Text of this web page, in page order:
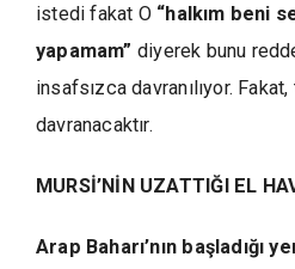
istedi fakat O “halkım beni
yapamam” diyerek bunu
insafsızca davranılıyor. Fakat,
davranacaktır.
MURSİ’NİN UZATTIĞI EL
Arap Baharı’nın başladığı